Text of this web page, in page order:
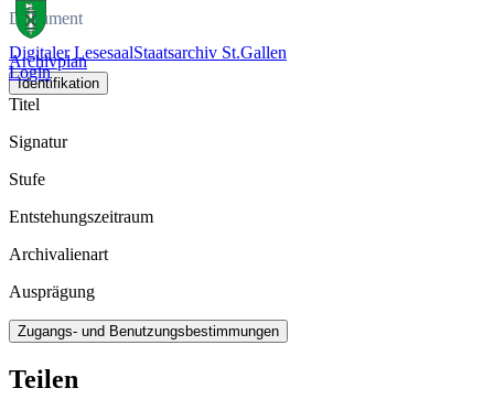
Digitaler LesesaalStaatsarchiv St.Gallen
Login
Dokument
Archivplan
Identifikation
Titel
Signatur
Stufe
Entstehungszeitraum
Archivalienart
Ausprägung
Zugangs- und Benutzungsbestimmungen
Teilen